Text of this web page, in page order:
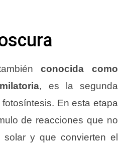
conocida como
, es la segunda
En esta etapa
de reacciones que no
y que convierten el